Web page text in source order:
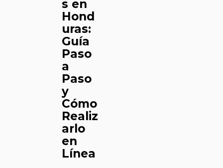
s en
Hond
uras:
Guía
Paso
a
Paso
y
Cómo
Realiz
arlo
en
Línea